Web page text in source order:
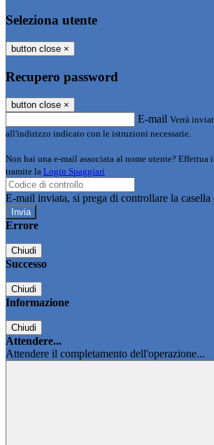
Seleziona utente
button close ×
Recupero password
button close ×
E-mail Verrà
all'indirizzo indicato con le istruzioni necessarie.
Non hai una e-mail associata al nome utente? Effettua
tramite la Login Spaggiari
E-mail inviata, si prega di controllare la casella
Errore
Chiudi
Successo
Chiudi
Informazione
Chiudi
Attendere...
Attendere il completamento dell'operazione...